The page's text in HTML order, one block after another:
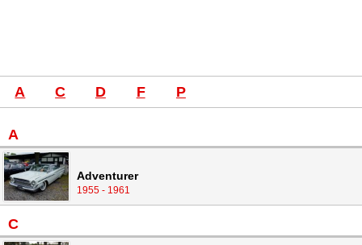
A C D F P
A
Adventurer
1955 - 1961
C